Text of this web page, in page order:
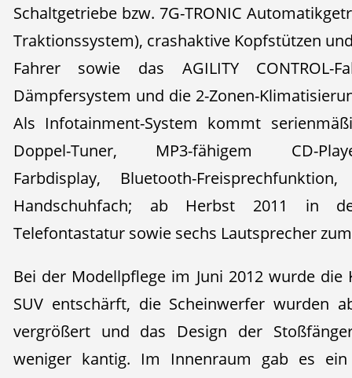
Schaltgetriebe bzw. 7G-TRONIC
Traktionssystem), crashaktive Kopfstützen
Fahrer sowie das AGILITY CONTROL-
Dämpfersystem und die 2-Zonen-
Als Infotainment-System kommt
Doppel-Tuner, MP3-fähigem CD-
Farbdisplay, Bluetooth-
Handschuhfach; ab Herbst 2011 in
Telefontastatur sowie sechs Lautsprecher
Bei der Modellpflege im Juni 2012 wurde
SUV entschärft, die Scheinwerfer wurden
vergrößert und das Design der
weniger kantig. Im Innenraum gab es